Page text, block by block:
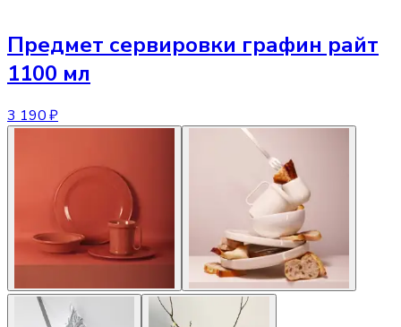
Предмет сервировки графин райт
1100 мл
3 190 ₽